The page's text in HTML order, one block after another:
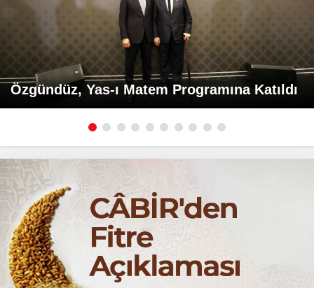
Özgündüz, Yas-ı Matem Programına Katıldı